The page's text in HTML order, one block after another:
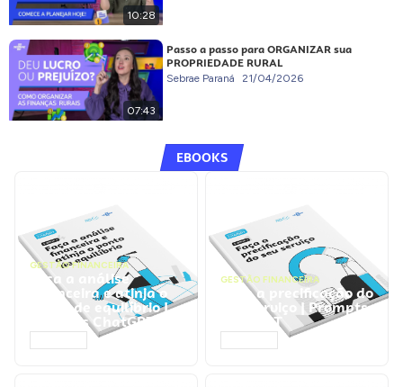
10:28
07:43
Passo a passo para ORGANIZAR sua
PROPRIEDADE RURAL
Sebrae Paraná 21/04/2026
EBOOKS
GESTÃO FINANCEIRA
Faça a análise
financeira e atinja o
ponto de equilíbrio |
Prompts ChatGPT
GESTÃO FINANCEIRA
Faça a precificação do
seu serviço | Prompts
ChatGPT